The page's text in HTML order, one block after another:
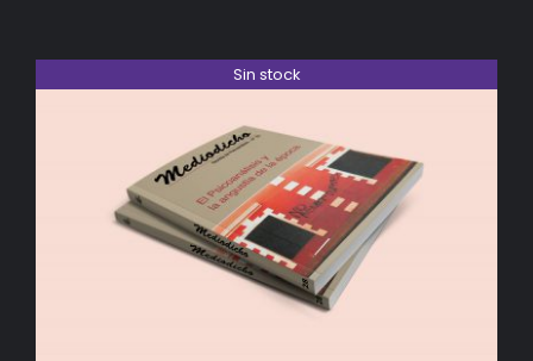
Sin stock
DETALLES